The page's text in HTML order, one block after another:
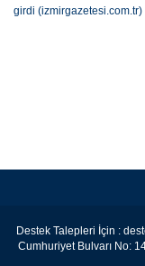
girdi (izmirgazetesi.com.tr)
Destek Talepleri İçin :
Cumhuriyet Bulvarı No: